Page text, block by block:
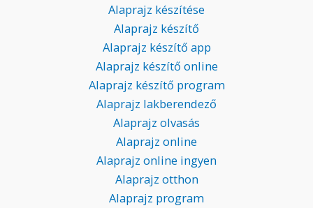
Alaprajz készítése
Alaprajz készítő
Alaprajz készítő app
Alaprajz készítő online
Alaprajz készítő program
Alaprajz lakberendező
Alaprajz olvasás
Alaprajz online
Alaprajz online ingyen
Alaprajz otthon
Alaprajz program